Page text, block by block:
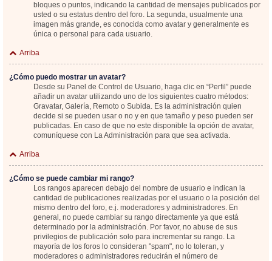
bloques o puntos, indicando la cantidad de mensajes publicados por
usted o su estatus dentro del foro. La segunda, usualmente una
imagen más grande, es conocida como avatar y generalmente es
única o personal para cada usuario.
Arriba
¿Cómo puedo mostrar un avatar?
Desde su Panel de Control de Usuario, haga clic en “Perfil” puede
añadir un avatar utilizando uno de los siguientes cuatro métodos:
Gravatar, Galería, Remoto o Subida. Es la administración quien
decide si se pueden usar o no y en que tamaño y peso pueden ser
publicadas. En caso de que no este disponible la opción de avatar,
comuníquese con La Administración para que sea activada.
Arriba
¿Cómo se puede cambiar mi rango?
Los rangos aparecen debajo del nombre de usuario e indican la
cantidad de publicaciones realizadas por el usuario o la posición del
mismo dentro del foro, e.j. moderadores y administradores. En
general, no puede cambiar su rango directamente ya que está
determinado por la administración. Por favor, no abuse de sus
privilegios de publicación solo para incrementar su rango. La
mayoría de los foros lo consideran "spam", no lo toleran, y
moderadores o administradores reducirán el número de